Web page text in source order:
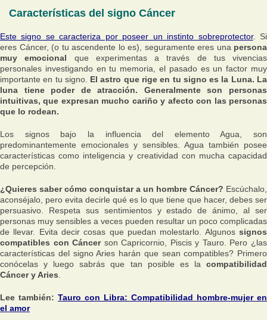
Características del signo Cáncer
Este signo se caracteriza por poseer un instinto sobreprotector. Si
eres Cáncer, (o tu ascendente lo es), seguramente eres una persona
muy emocional que experimentas a través de tus vivencias
personales investigando en tu memoria, el pasado es un factor muy
importante en tu signo. El astro que rige en tu signo es la Luna. La
luna tiene poder de atracción. Generalmente son personas
intuitivas, que expresan mucho cariño y afecto con las personas
que lo rodean.
Los signos bajo la influencia del elemento Agua, son
predominantemente emocionales y sensibles. Agua también posee
características como inteligencia y creatividad con mucha capacidad
de percepción.
¿Quieres saber cómo conquistar a un hombre Cáncer? Escúchalo,
aconséjalo, pero evita decirle qué es lo que tiene que hacer, debes ser
persuasivo. Respeta sus sentimientos y estado de ánimo, al ser
personas muy sensibles a veces pueden resultar un poco complicadas
de llevar. Evita decir cosas que puedan molestarlo. Algunos signos
compatibles con Cáncerson Capricornio, Piscis y Tauro. Pero ¿las
características del signo Aries harán que sean compatibles? Primero
conócelas y luego sabrás que tan posible es la compatibilidad
Cáncer y Aries
Lee también: Tauro con Libra: Compatibilidad hombre-mujer en
el amor